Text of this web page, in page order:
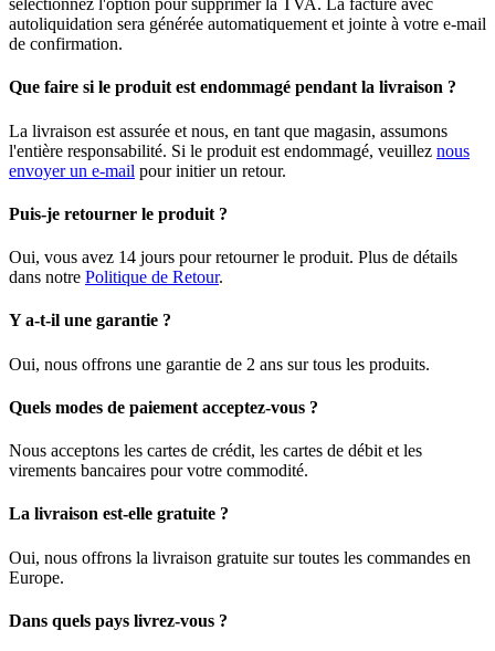
sélectionnez l'option pour supprimer la TVA. La facture avec
autoliquidation sera générée automatiquement et jointe à votre e-mail
de confirmation.
Que faire si le produit est endommagé pendant la livraison ?
La livraison est assurée et nous, en tant que magasin, assumons
l'entière responsabilité. Si le produit est endommagé, veuillez nous
envoyer un e-mail pour initier un retour.
Puis-je retourner le produit ?
Oui, vous avez 14 jours pour retourner le produit. Plus de détails
dans notre Politique de Retour.
Y a-t-il une garantie ?
Oui, nous offrons une garantie de 2 ans sur tous les produits.
Quels modes de paiement acceptez-vous ?
Nous acceptons les cartes de crédit, les cartes de débit et les
virements bancaires pour votre commodité.
La livraison est-elle gratuite ?
Oui, nous offrons la livraison gratuite sur toutes les commandes en
Europe.
Dans quels pays livrez-vous ?